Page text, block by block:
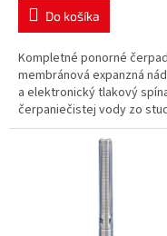
Do košíka
Kompletné ponorné
membránová expanzná
a elektronický tlakový
čerpaniečistej vody zo
vrtov s maximálnou